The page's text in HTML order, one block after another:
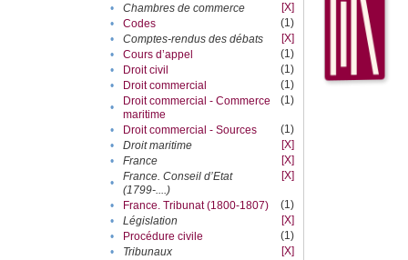
•
Chambres de commerce
[X]
•
Codes
(1)
•
Comptes-rendus des débats
[X]
•
Cours d’appel
(1)
•
Droit civil
(1)
•
Droit commercial
(1)
•
Droit commercial - Commerce
maritime
(1)
• Droit commercial - Sources
(1)
•
Droit maritime
[X]
•
France
[X]
•
France. Conseil d’Etat
(1799-....)
[X]
• France. Tribunat (1800-1807)
(1)
•
Législation
[X]
•
Procédure civile
(1)
•
Tribunaux
[X]